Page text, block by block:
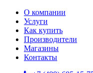
О компании
Услуги
Как купить
Производители
Магазины
Контакты